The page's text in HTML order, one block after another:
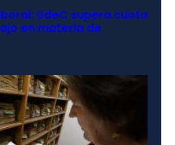
UdeC supera cuota
en materia de